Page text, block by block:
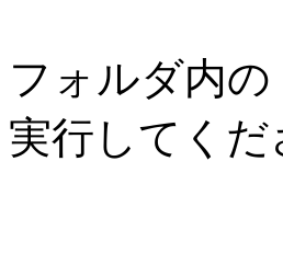
フォルダ内の
実行してくだ